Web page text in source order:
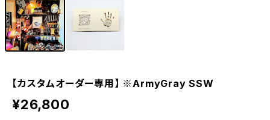
【カスタムオーダー専用】 ※ArmyGray SSW
¥26,800